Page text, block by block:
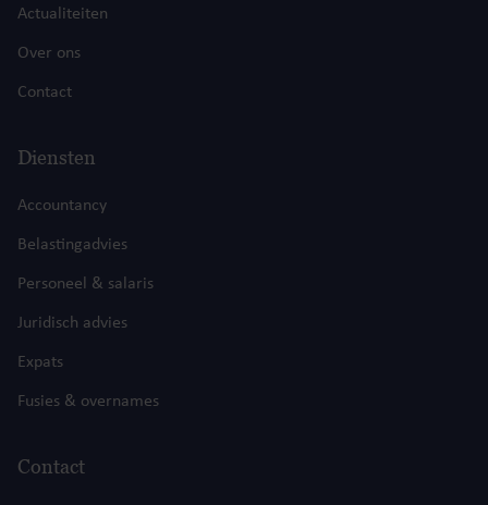
Actualiteiten
Over ons
Contact
Diensten
Accountancy
Belastingadvies
Personeel & salaris
Juridisch advies
Expats
Fusies & overnames
Contact